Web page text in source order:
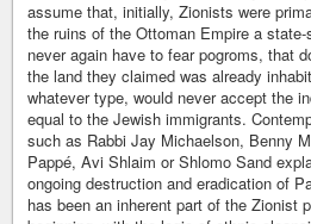
assume that, initially, Zionists were
the ruins of the Ottoman Empire a
never again have to fear pogroms, that
the land they claimed was already
whatever type, would never accept the
equal to the Jewish immigrants.
such as Rabbi Jay Michaelson, Benny
Pappé, Avi Shlaim or Shlomo Sand
ongoing destruction and eradication of
has been an inherent part of the Zionist